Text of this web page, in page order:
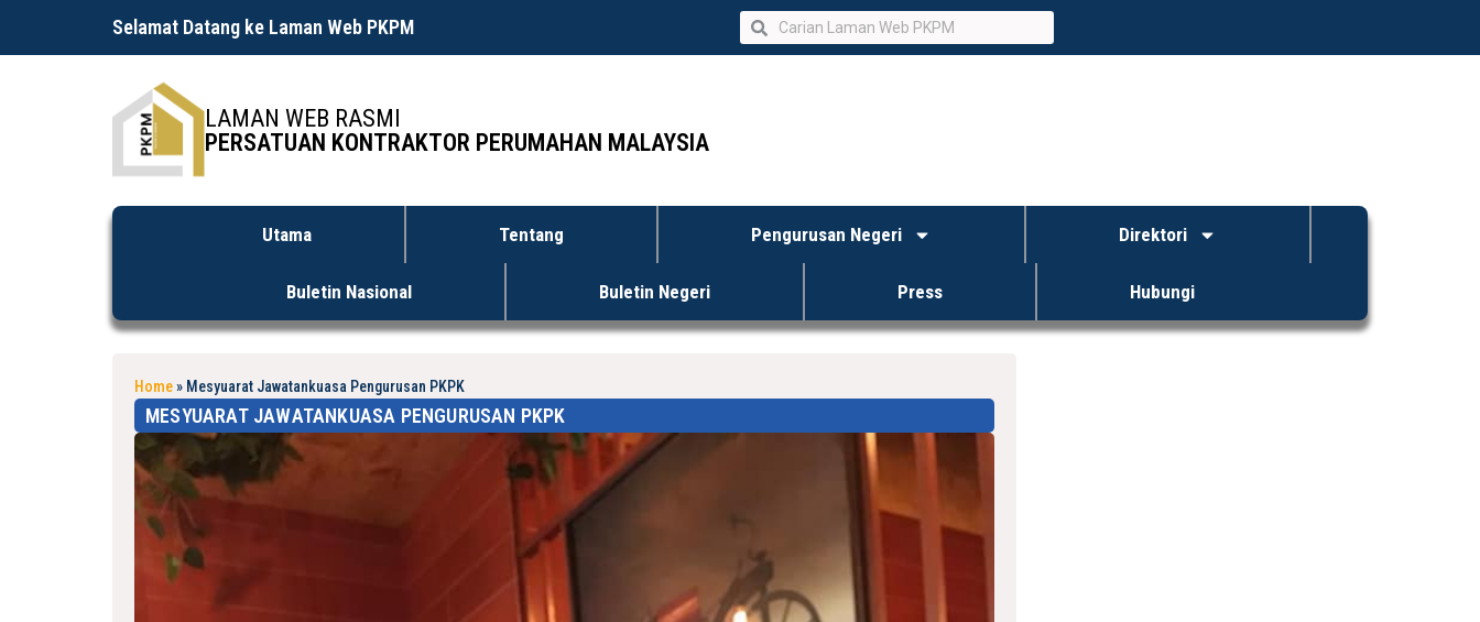
Selamat Datang ke Laman Web PKPM
LAMAN WEB RASMI
PERSATUAN KONTRAKTOR PERUMAHAN MALAYSIA
Utama Tentang Pengurusan Negeri Direktori
Buletin Nasional Buletin Negeri Press Hubungi
Home» Mesyuarat Jawatankuasa Pengurusan PKPK
MESYUARAT JAWATANKUASA PENGURUSAN PKPK